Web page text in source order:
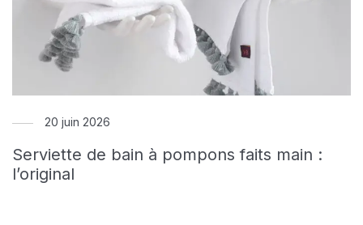
20 juin 2026
Serviette de bain à pompons faits main :
l’original